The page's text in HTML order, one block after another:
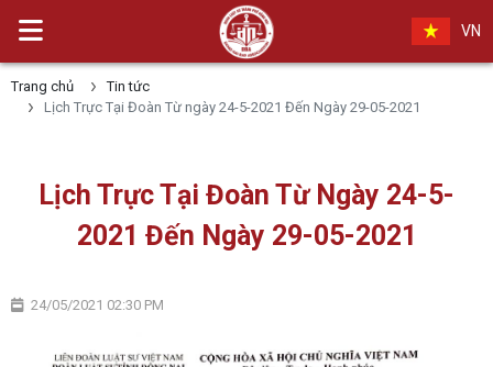
VN
Trang chủ
Tin tức
Lịch Trực Tại Đoàn Từ ngày 24-5-2021 Đến Ngày 29-05-2021
Lịch Trực Tại Đoàn Từ Ngày 24-5-
2021 Đến Ngày 29-05-2021
24/05/2021 02:30 PM